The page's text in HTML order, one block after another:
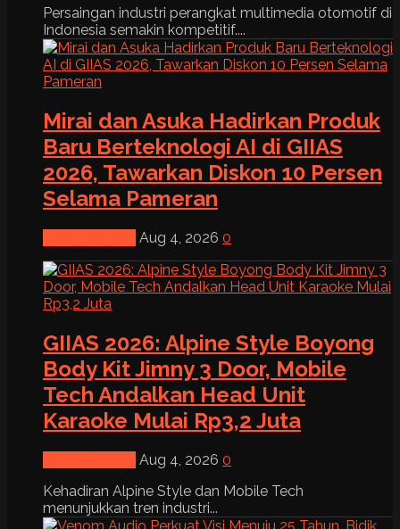
Persaingan industri perangkat multimedia otomotif di
Indonesia semakin kompetitif....
Mirai dan Asuka Hadirkan Produk
Baru Berteknologi AI di GIIAS
2026, Tawarkan Diskon 10 Persen
Selama Pameran
Aug 4, 2026 0
GIIAS 2026: Alpine Style Boyong
Body Kit Jimny 3 Door, Mobile
Tech Andalkan Head Unit
Karaoke Mulai Rp3,2 Juta
Aug 4, 2026 0
Kehadiran Alpine Style dan Mobile Tech
menunjukkan tren industri...